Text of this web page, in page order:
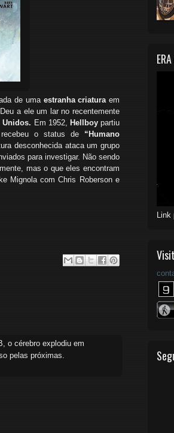
de uma estranha criatura em
Deu a ele um lar no recentemente
Unidos. Em 1952, Hellboypartiu
o status de
“Humano
desconhecida ataca um grupo
para investigar. Não sendo
mas o que eles encontram
Mignola com Chris Roberson e
o cérebro explodiu em
pelas próximas.
Link